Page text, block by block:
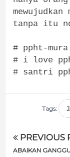
tanpa itu
# ppht-mura
# i love
# santri
Tags:
PREVIOUS
ABAIKAN